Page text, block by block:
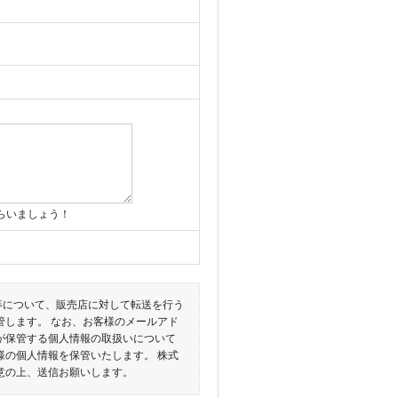
ましょう！
ついて、販売店に対して転送を行う
ます。 なお、お客様のメールアド
管する個人情報の取扱いについて
個人情報を保管いたします。 株式
上、送信お願いします。